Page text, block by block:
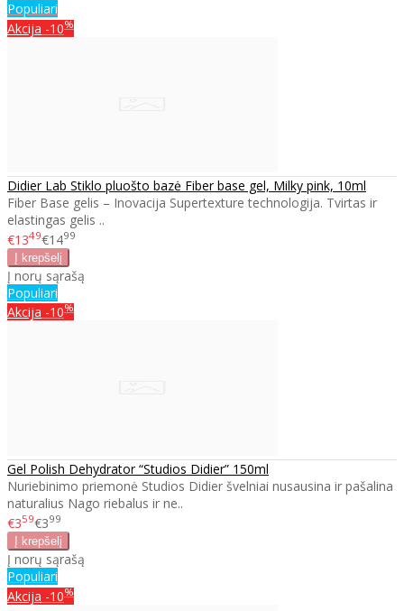
Populiari
Akcija -10%
Didier Lab Stiklo pluošto bazė Fiber base gel, Milky pink, 10ml
Fiber Base gelis – Inovacija Supertexture technologija. Tvirtas ir
elastingas gelis ..
€1349€1499
Į norų sąrašą
Populiari
Akcija -10%
Gel Polish Dehydrator “Studios Didier” 150ml
Nuriebinimo priemonė Studios Didier švelniai nusausina ir pašalina
naturalius Nago riebalus ir ne..
€359€399
Į norų sąrašą
Populiari
Akcija -10%